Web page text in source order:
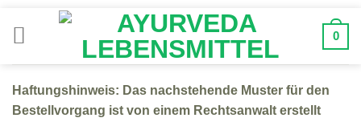
Inhalt
0
Haftungshinweis: Das nachstehende Muster für den
Bestellvorgang ist von einem Rechtsanwalt erstellt